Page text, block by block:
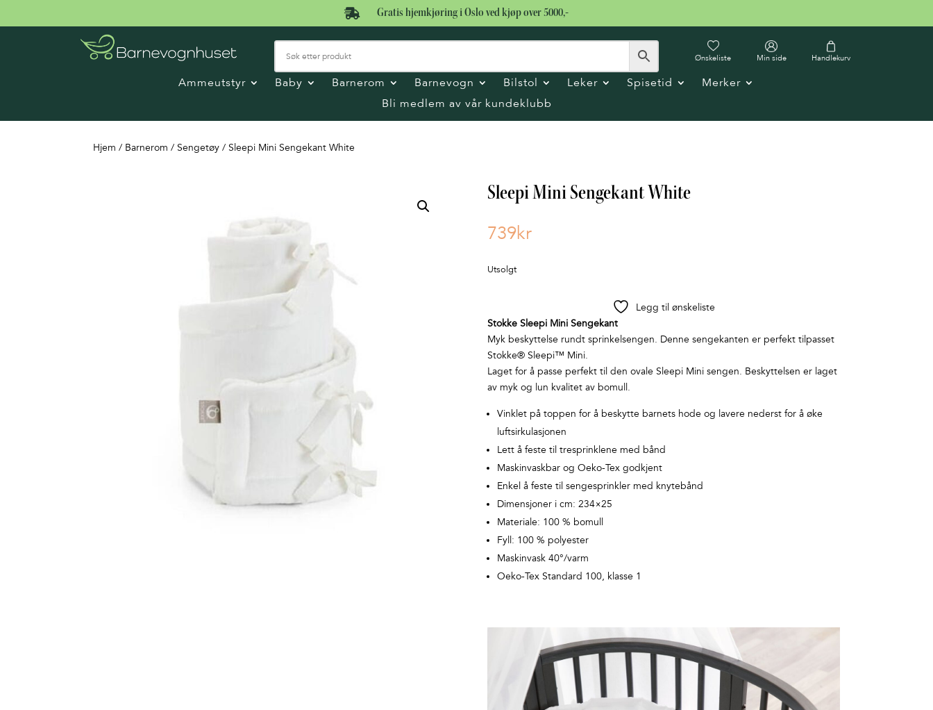
 Gratis hjemkjøring i Oslo ved kjøp over 5000,-
Ønskeliste Min side Handlekurv
Ammeutstyr Baby Barnerom Barnevogn Bilstol Leker Spisetid
Merker
Bli medlem av vår kundeklubb
Hjem / Barnerom / Sengetøy / Sleepi Mini Sengekant White
Sleepi Mini Sengekant White
739kr
Utsolgt
Legg til ønskeliste
Stokke Sleepi Mini Sengekant
Myk beskyttelse rundt sprinkelsengen. Denne sengekanten er perfekt tilpasset
Stokke® Sleepi™ Mini.
Laget for å passe perfekt til den ovale Sleepi Mini sengen. Beskyttelsen er laget
av myk og lun kvalitet av bomull.
Vinklet på toppen for å beskytte barnets hode og lavere nederst for å øke
luftsirkulasjonen
Lett å feste til tresprinklene med bånd
Maskinvaskbar og Oeko-Tex godkjent
Enkel å feste til sengesprinkler med knytebånd
Dimensjoner i cm: 234×25
Materiale: 100 % bomull
Fyll: 100 % polyester
Maskinvask 40°/varm
Oeko-Tex Standard 100, klasse 1